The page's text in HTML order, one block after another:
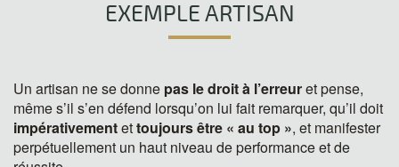
EXEMPLE ARTISAN
Un artisan ne se donne pas le droit à l’erreuret pense,
même s’il s’en défend lorsqu’on lui fait remarquer, qu’il doit
impérativementettoujours être « au top », et manifester
perpétuellement un haut niveau de performance et de